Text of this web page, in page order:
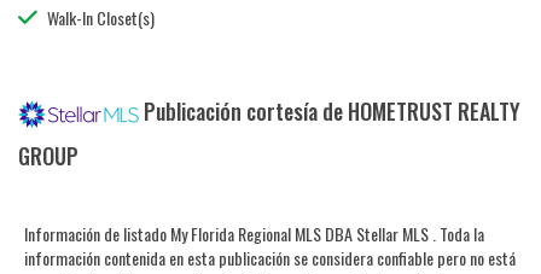
Walk-In Closet(s)
Publicación cortesía de HOMETRUST REALTY
GROUP
Información de listado My Florida Regional MLS DBA Stellar MLS . Toda la
información contenida en esta publicación se considera confiable pero no está